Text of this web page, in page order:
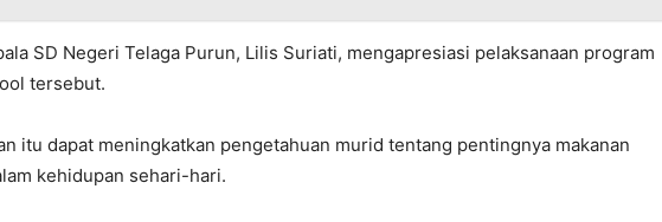
SD Negeri Telaga Purun, Lilis Suriati, mengapresiasi pelaksanaan program
tersebut.
itu dapat meningkatkan pengetahuan murid tentang pentingnya makanan
kehidupan sehari-hari.